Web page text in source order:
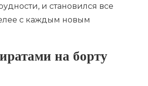
и становился все
с каждым новым
на борту